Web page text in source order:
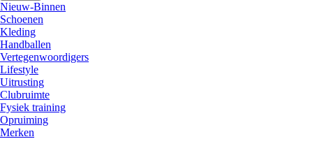
Nieuw-Binnen
Schoenen
Kleding
Handballen
Vertegenwoordigers
Lifestyle
Uitrusting
Clubruimte
Fysiek training
Opruiming
Merken